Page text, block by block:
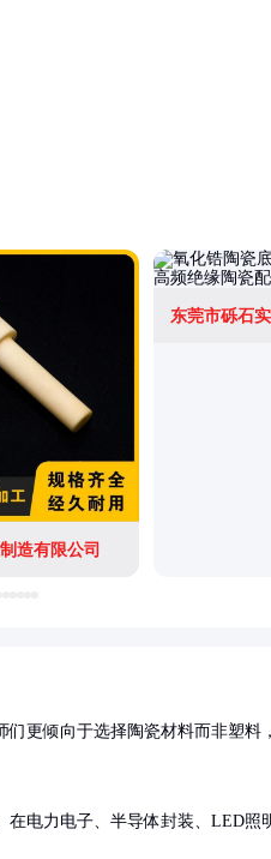
造有限公司
东莞市砾石
们更倾向于选择陶瓷材料而非塑料
在电力电子、半导体封装、LED照